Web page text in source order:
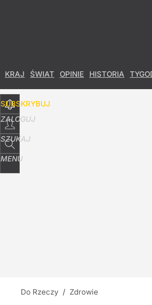
KRAJ ŚWIAT OPINIE HISTORIA
SUBSKRYBUJ
ZALOGUJ
SZUKAJ
MENU
Do Rzeczy / Zdrowie